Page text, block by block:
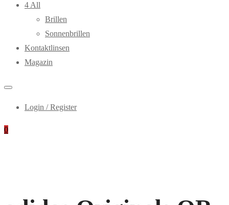
4 All
Brillen
Sonnenbrillen
Kontaktlinsen
Magazin
Login / Register
0